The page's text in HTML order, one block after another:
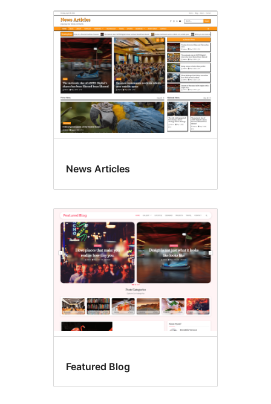
News Articles
Featured Blog